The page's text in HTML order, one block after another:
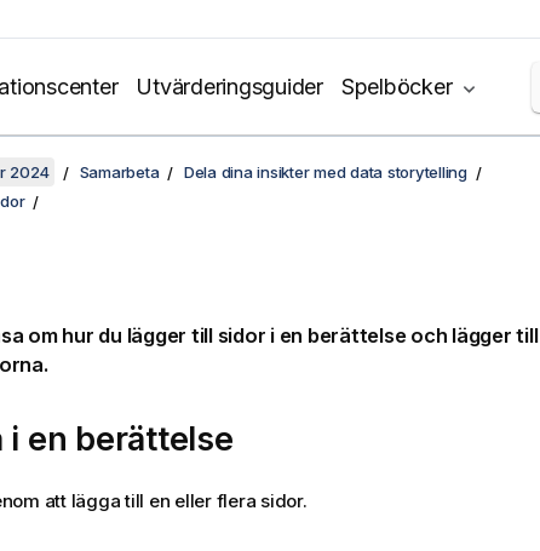
Utvärderingsguider Spelböcker
2024 Samarbeta
Dela dina insikter med data storytelling
om hur du lägger till sidor i en berättelse och lägger till
i en berättelse
att lägga till en eller flera sidor.